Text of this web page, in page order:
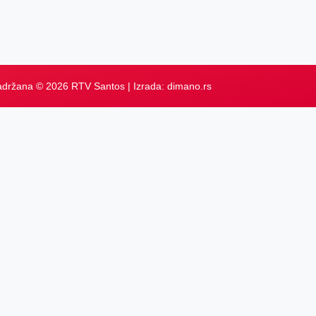
© 2026 RTV Santos | Izrada: dimano.rs